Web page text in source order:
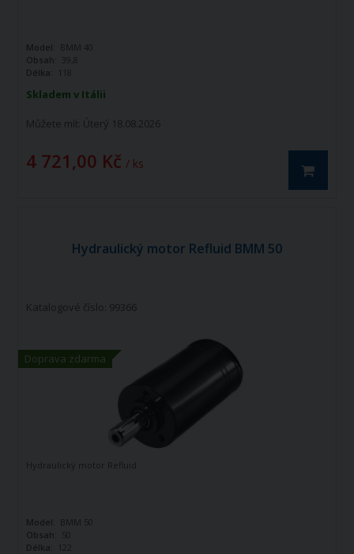
Skladem v Itálii
Můžete mít: Úterý 18.08.2026
4 721,00 Kč / ks
Model: BMM 40
Obsah:
39,8
Délka:
118
Hydraulický motor Refluid BMM 50
Doprava zdarma
Katalogové číslo: 99366
Hydraulický motor Refluid
Model: BMM 50
Obsah:
50
Délka:
122